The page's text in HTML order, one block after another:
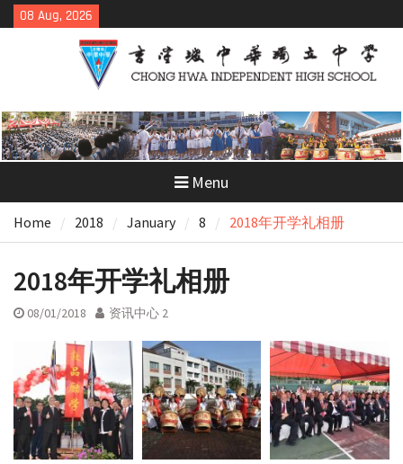
Skip
to
08 Aug, 2026
Menu
Home 2018 January 8 2018年开学礼相册
2018年开学礼相册
08/01/2018 资讯中心 2